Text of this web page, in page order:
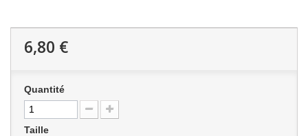
6,80 €
Quantité
Taille